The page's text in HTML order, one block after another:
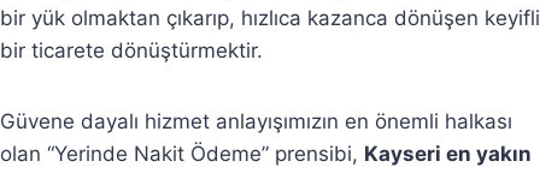
bir yük olmaktan çıkarıp, hızlıca kazanca dönüşen keyifli
bir ticarete dönüştürmektir.
Güvene dayalı hizmet anlayışımızın en önemli halkası
olan “Yerinde Nakit Ödeme” prensibi, Kayseri en yakın